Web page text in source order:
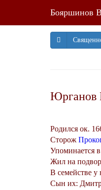
Бояршинов
Юрганов
Родился ок.
Сторож
Упоминается
Жил на
В семействе
Сын их: